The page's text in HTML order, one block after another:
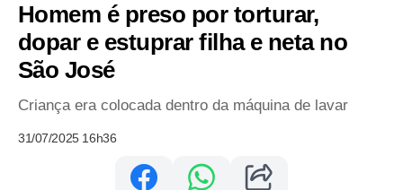
Homem é preso por torturar,
dopar e estuprar filha e neta no
São José
Criança era colocada dentro da máquina de lavar
31/07/2025 16h36